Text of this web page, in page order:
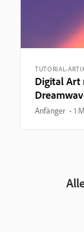
TUTORIAL-
Digital Art
Anfänger 1